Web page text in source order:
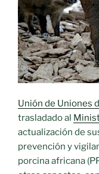
Unión de Uniones
trasladado al
actualización de
prevención y
porcina africana